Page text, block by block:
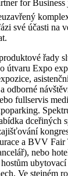
for
své účasti na
řady
útvaru Expo
odborné
fullservis
dceřiných
a BVV Fair
nebo
Ve stejném